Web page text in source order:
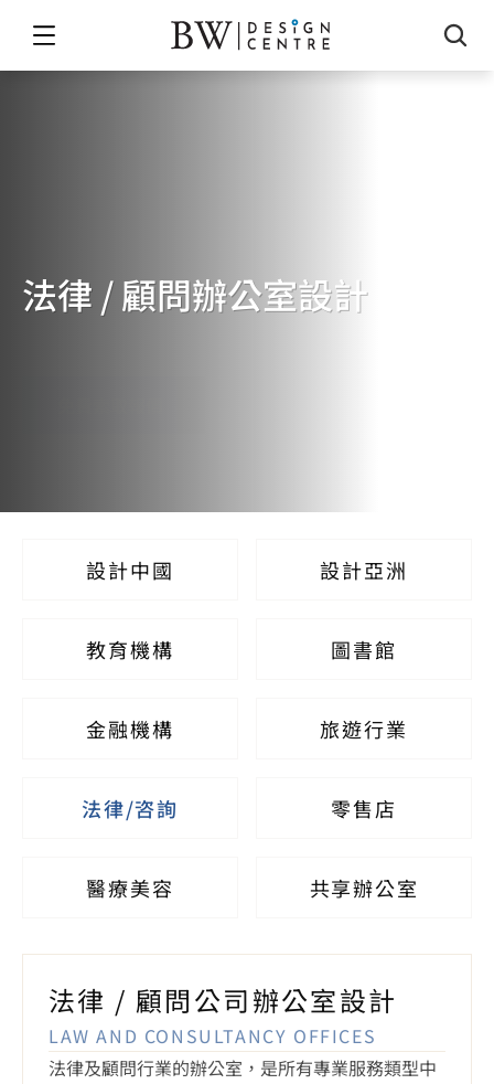
法律 / 顧問辦公室設計
設計中國 設計亞洲
教育機構 圖書館
金融機構 旅遊行業
法律/咨詢 零售店
醫療美容 共享辦公室
法律 / 顧問公司辦公室設計
LAW AND CONSULTANCY OFFICES
法律及顧問行業的辦公室，是所有專業服務類型中